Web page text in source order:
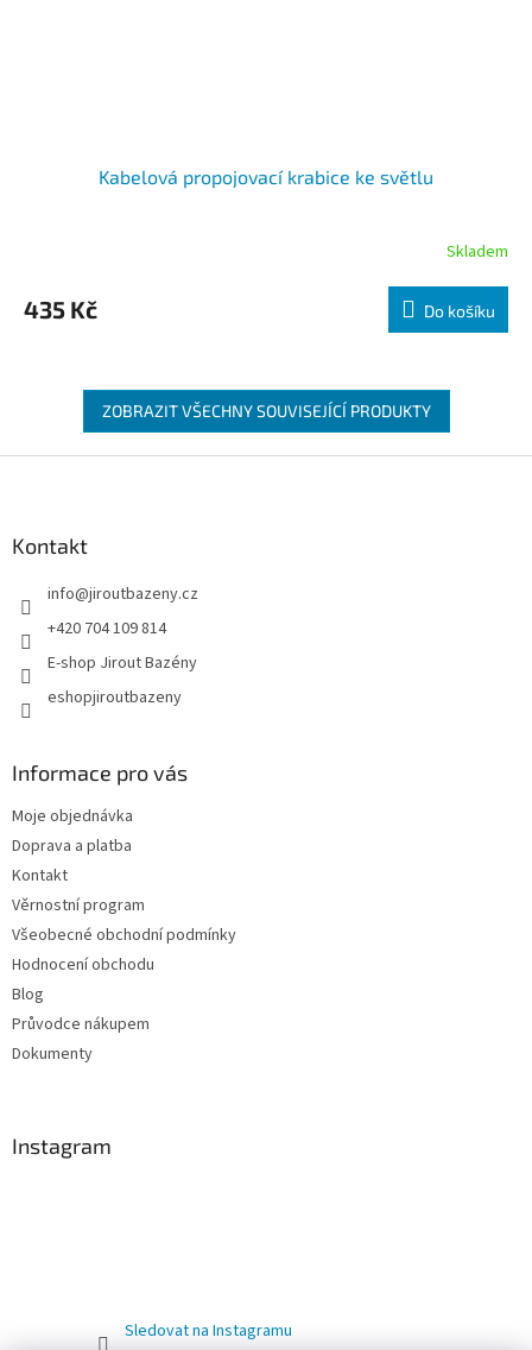
Kabelová propojovací krabice ke světlu
Skladem
435 Kč Do košíku
ZOBRAZIT VŠECHNY SOUVISEJÍCÍ PRODUKTY
Kontakt
info@jiroutbazeny.cz
+420 704 109 814
E-shop Jirout Bazény
eshopjiroutbazeny
Informace pro vás
Moje objednávka
Doprava a platba
Kontakt
Věrnostní program
Všeobecné obchodní podmínky
Hodnocení obchodu
Blog
Průvodce nákupem
Dokumenty
Instagram
Sledovat na Instagramu